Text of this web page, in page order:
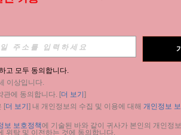
고 모두 동의합니다.
이상입니다.
관에 동의합니다. [더 보기 ]
[더 보기 ] 내 개인정보의 수집 및 이용에 대해 개인정보
보 보호정책에 기술된 바와 같이 귀사가 본인의 개인정
위탁 및 이전하는 것에 동의합니다.